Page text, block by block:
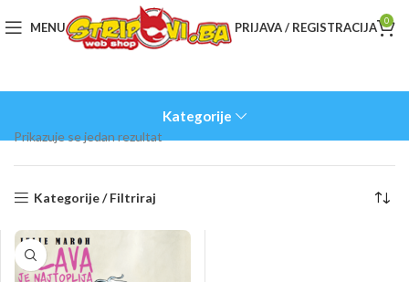
MENU PRIJAVA / REGISTRACIJA 0
Kategorije
Prikazuje se jedan rezultat
Kategorije / Filtriraj